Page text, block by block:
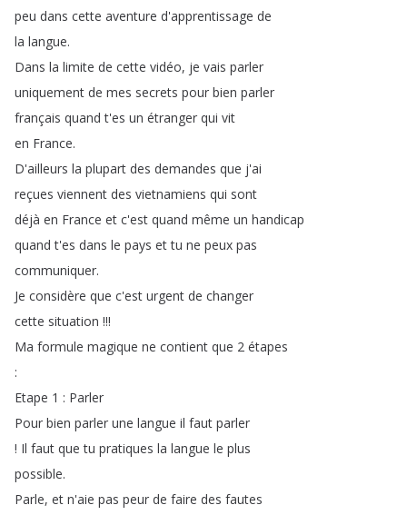
peu dans cette aventure d'apprentissage de
la langue.
Dans la limite de cette vidéo, je vais parler
uniquement de mes secrets pour bien parler
français quand t'es un étranger qui vit
en France.
D'ailleurs la plupart des demandes que j'ai
reçues viennent des vietnamiens qui sont
déjà en France et c'est quand même un handicap
quand t'es dans le pays et tu ne peux pas
communiquer.
Je considère que c'est urgent de changer
cette situation !!!
Ma formule magique ne contient que 2 étapes
:
Etape 1 : Parler
Pour bien parler une langue il faut parler
! Il faut que tu pratiques la langue le plus
possible.
Parle, et n'aie pas peur de faire des fautes